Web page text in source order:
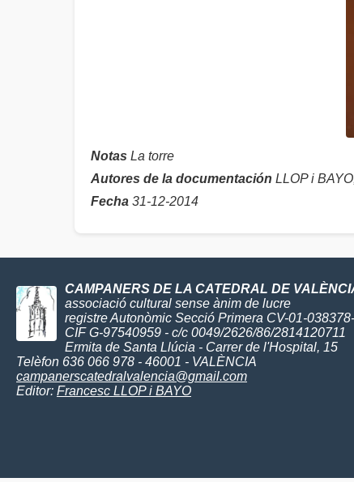
Notas La torre
Autores de la documentación LLOP i
Fecha 31-12-2014
CAMPANERS DE LA CATEDRAL DE
associació cultural sense ànim de lucre
registre Autonòmic Secció Primera CV-01-
CIF G-97540959 - c/c 0049/2626/86/2814120711
Ermita de Santa Llúcia - Carrer de l'Hospital, 15
Telèfon 636 066 978 - 46001 - VALÈNCIA
campanerscatedralvalencia@gmail.com
Editor: Francesc LLOP i BAYO